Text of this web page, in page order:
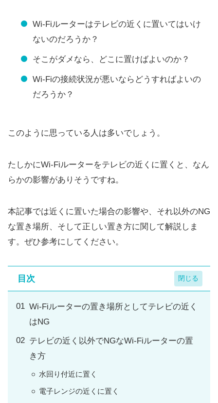
Wi-Fiルーターはテレビの近くに置いてはいけ
ないのだろうか？
そこがダメなら、どこに置けばよいのか？
Wi-Fiの接続状況が悪いならどうすればよいの
だろうか？
このように思っている人は多いでしょう。
たしかにWi-Fiルーターをテレビの近くに置くと、なん
らかの影響がありそうですね。
本記事では近くに置いた場合の影響や、それ以外のNG
な置き場所、そして正しい置き方に関して解説しま
す。ぜひ参考にしてください。
目次
Wi-Fiルーターの置き場所としてテレビの近く
はNG
テレビの近く以外でNGなWi-Fiルーターの置
き方
水回り付近に置く
電子レンジの近くに置く